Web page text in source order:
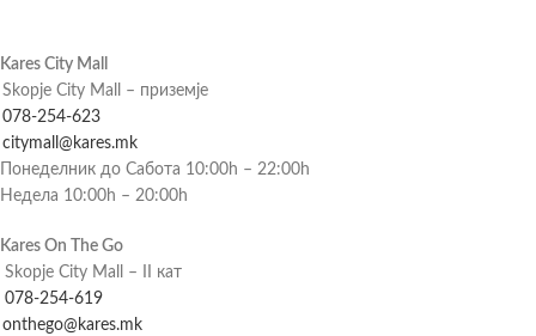
Kares City Mall
Skopje City Mall – приземје
078-254-623
citymall@kares.mk
Понеделник до Сабота 10:00h – 22:00h
Недела 10:00h – 20:00h
Kares On The Go
Skopje City Mall – II кат
078-254-619
onthego@kares.mk